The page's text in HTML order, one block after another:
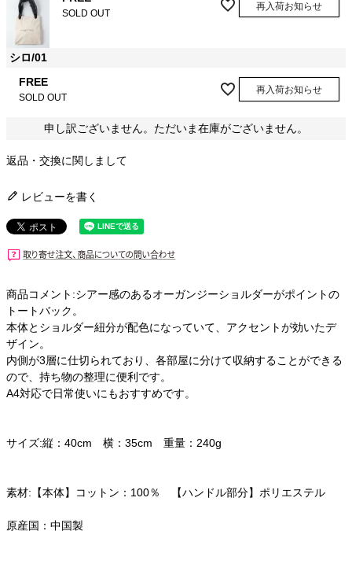
SOLD OUT
再入荷お知らせ
シロ/01
FREE
SOLD OUT
再入荷お知らせ
申し訳ございません。ただいま在庫がございません。
返品・交換に関しまして
レビューを書く
商品コメント:シアー感のあるオーガンジーショルダーがポイントの
トートバック。
本体とショルダー紐分が配色になっていて、アクセントが効いたデ
ザイン。
内側が3層に仕切られており、各部屋に分けて収納することができる
ので、持ち物の整理に便利です。
A4対応で日常使いにもおすすめです。
サイズ:縦：40cm 横：35cm 重量：240g
素材:【本体】コットン：100％ 【ハンドル部分】ポリエステル
原産国：中国製